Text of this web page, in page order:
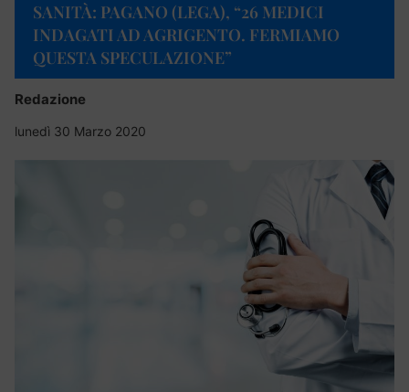
SANITÀ: PAGANO (LEGA), “26 MEDICI
INDAGATI AD AGRIGENTO. FERMIAMO
QUESTA SPECULAZIONE”
Redazione
lunedì 30 Marzo 2020